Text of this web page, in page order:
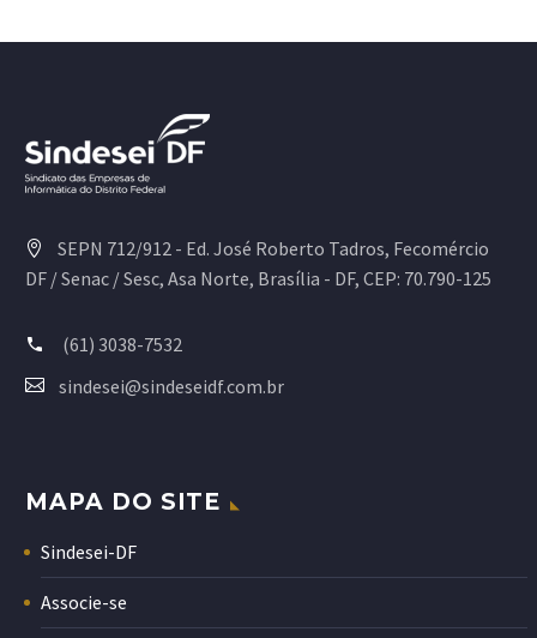
SEPN 712/912 - Ed. José Roberto Tadros, Fecomércio
DF / Senac / Sesc, Asa Norte, Brasília - DF, CEP: 70.790-125
(61) 3038-7532
sindesei@sindeseidf.com.br
MAPA DO SITE
Sindesei-DF
Associe-se